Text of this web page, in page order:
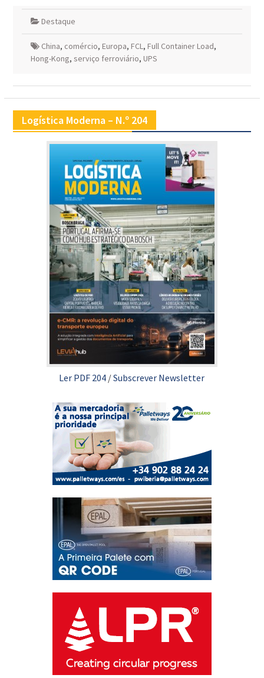
Destaque
China, comércio, Europa, FCL, Full Container Load,
Hong-Kong, serviço ferroviário, UPS
Logística Moderna – N.º 204
Ler PDF 204 /Subscrever Newsletter